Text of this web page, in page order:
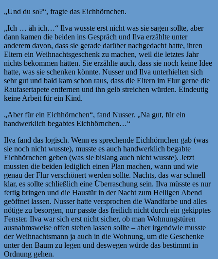
„Und du so?“, fragte das Eichhörnchen.
„Ich … äh ich…“ Ilva wusste erst nicht was sie sagen sollte, aber
dann kamen die beiden ins Gespräch und Ilva erzählte unter
anderem davon, dass sie gerade darüber nachgedacht hatte, ihren
Eltern ein Weihnachtsgeschenk zu machen, weil die letztes Jahr
nichts bekommen hätten. Sie erzählte auch, dass sie noch keine Idee
hatte, was sie schenken könnte. Nusser und Ilva unterhielten sich
sehr gut und bald kam schon raus, dass die Eltern im Flur gerne die
Raufasertapete entfernen und ihn gelb streichen würden. Eindeutig
keine Arbeit für ein Kind.
„Aber für ein Eichhörnchen“, fand Nusser. „Na gut, für ein
handwerklich begabtes Eichhörnchen…“
Ilva fand das logisch. Wenn es sprechende Eichhörnchen gab (was
sie noch nicht wusste), musste es auch handwerklich begabte
Eichhörnchen geben (was sie bislang auch nicht wusste). Jetzt
mussten die beiden lediglich einen Plan machen, wann und wie
genau der Flur verschönert werden sollte. Nachts, das war schnell
klar, es sollte schließlich eine Überraschung sein. Ilva müsste es nur
fertig bringen und die Haustür in der Nacht zum Heiligen Abend
geöffnet lassen. Nusser hatte versprochen die Wandfarbe und alles
nötige zu besorgen, nur passte das freilich nicht durch ein gekipptes
Fenster. Ilva war sich erst nicht sicher, ob man Wohnungstüren
ausnahmsweise offen stehen lassen sollte – aber irgendwie musste
der Weihnachtsmann ja auch in die Wohnung, um die Geschenke
unter den Baum zu legen und deswegen würde das bestimmt in
Ordnung gehen.